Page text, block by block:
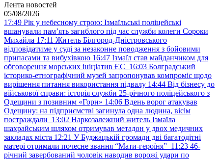
Лента новостей
05/08/2026
17:49 Рік у небесному строю: Ізмаїльські поліцейські
вшанували пам’ять загиблого під час служби колеги Сороки
Михайла 17:11 Житель Білгород-Дністровського
відповідатиме у суді за незаконне поводження з бойовими
припасами та вибухівкою 16:47 Ізмаїл став майданчиком для
обговорення морських ініціатив ЄС 16:03 Болградський
історико-етнографічний музей запропонував компроміс щодо
вирішення питання використання підвалу 14:44 Від бізнесу до
військової справи: історія служби 25-річного поліцейського з
Одещини з позивним «Горн» 14:06 Вдень ворог атакував
Одещину: на підприємстві загинула одна людина, вісім
постраждали 13:02 Наркозалежний житель Ізмаїла
шахрайським шляхом отримував метадон у двох медичних
закладах міста 12:21 У Буджацькій громади дві багатодітні
матері отримали почесне звання “Мати-героїня” 11:23 46-
річний завербований чоловік наводив ворожі удари по